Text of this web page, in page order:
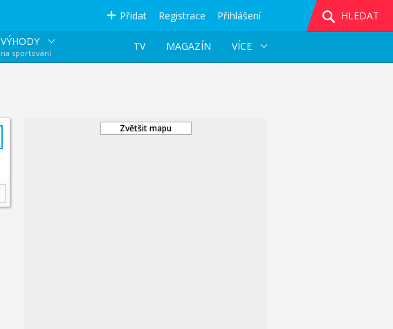
Přidat Registrace Přihlášení
HLEDAT
VÝHODY
na sportování
VÍCE
MAGAZÍN
TV
Zvětšit mapu